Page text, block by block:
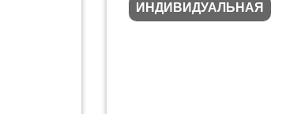
ИНДИВИДУАЛЬНАЯ